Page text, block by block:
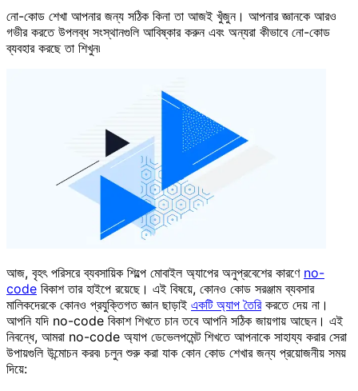
নো-কোড শেখা আপনার জন্য সঠিক কিনা তা আজই খুঁজুন। আপনার জ্ঞানকে আরও
গভীর করতে উপলব্ধ সংস্থানগুলি আবিষ্কার করুন এবং অন্যরা কীভাবে নো-কোড
ব্যবহার করছে তা শিখুন৷
আজ, বৃহৎ পরিসরে ব্যবসায়িক শিল্পে মোবাইল অ্যাপের অনুপ্রবেশের কারণে no-
code বিকাশ তার হাইপে রয়েছে। এই বিষয়ে, কোনও কোড সরঞ্জাম ব্যবসার
মালিকদেরকে কোনও প্রযুক্তিগত জ্ঞান ছাড়াই একটি অ্যাপ তৈরিকরতে দেয় না।
আপনি যদি no-code বিকাশ শিখতে চান তবে আপনি সঠিক জায়গায় আছেন। এই
নিবন্ধে, আমরা no-code অ্যাপ ডেভেলপমেন্ট শিখতে আপনাকে সাহায্য করার সেরা
উপায়গুলি উন্মোচন করব৷ চলুন শুরু করা যাক কোন কোড শেখার জন্য প্রয়োজনীয় সময়
দিয়ে: